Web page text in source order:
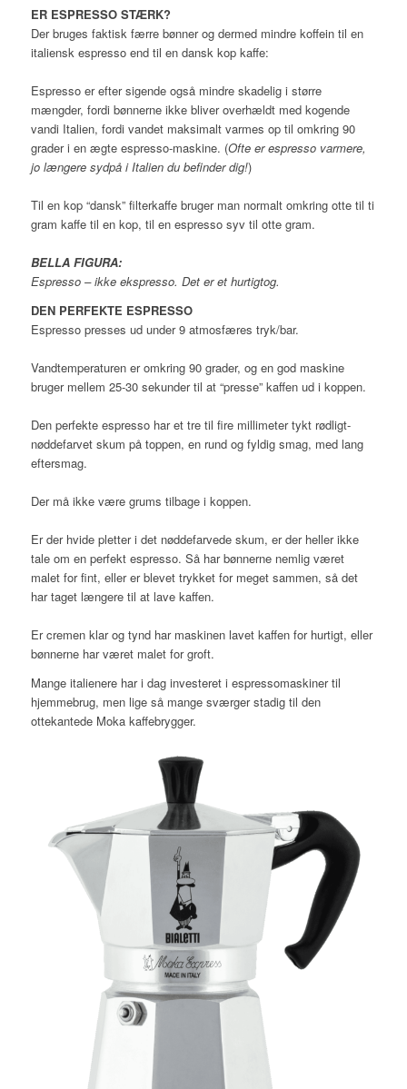
ER ESPRESSO STÆRK?
Der bruges faktisk færre bønner og dermed mindre koffein til en
italiensk espresso end til en dansk kop kaffe:
Espresso er efter sigende også mindre skadelig i større
mængder, fordi bønnerne ikke bliver overhældt med kogende
vandi Italien, fordi vandet maksimalt varmes op til omkring 90
grader i en ægte espresso-maskine. (Ofte er espresso varmere,
jo længere sydpå i Italien du befinder dig!)
Til en kop “dansk” filterkaffe bruger man normalt omkring otte til ti
gram kaffe til en kop, til en espresso syv til otte gram.
BELLA FIGURA:
Espresso – ikke ekspresso. Det er et hurtigtog.
DEN PERFEKTE ESPRESSO
Espresso presses ud under 9 atmosfæres tryk/bar.
Vandtemperaturen er omkring 90 grader, og en god maskine
bruger mellem 25-30 sekunder til at “presse” kaffen ud i koppen.
Den perfekte espresso har et tre til fire millimeter tykt rødligt-
nøddefarvet skum på toppen, en rund og fyldig smag, med lang
eftersmag.
Der må ikke være grums tilbage i koppen.
Er der hvide pletter i det nøddefarvede skum, er der heller ikke
tale om en perfekt espresso. Så har bønnerne nemlig været
malet for fint, eller er blevet trykket for meget sammen, så det
har taget længere til at lave kaffen.
Er cremen klar og tynd har maskinen lavet kaffen for hurtigt, eller
bønnerne har været malet for groft.
Mange italienere har i dag investeret i espressomaskiner til
hjemmebrug, men lige så mange sværger stadig til den
ottekantede Moka kaffebrygger.